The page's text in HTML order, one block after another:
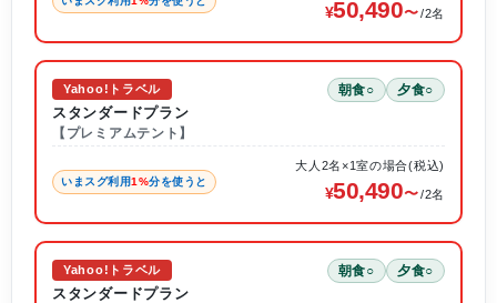
50,490 /2名
Yahoo!トラベル 朝食○ 夕食○
スタンダードプラン
【プレミアムテント】
いまスグ利用1%分を使うと
大人2名×1室の場合(税込)
50,490 /2名
Yahoo!トラベル 朝食○ 夕食○
スタンダードプラン